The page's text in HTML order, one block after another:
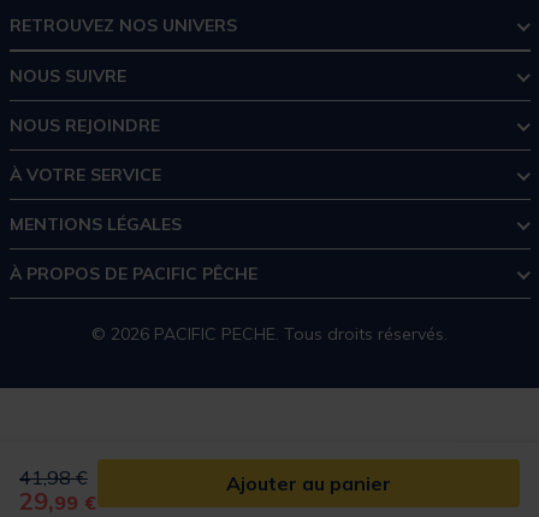
Price reduced from
41,98 €to
29,99 €
Ajouter au panier
RETROUVEZ NOS UNIVERS
NOUS SUIVRE
NOUS REJOINDRE
À VOTRE SERVICE
MENTIONS LÉGALES
À PROPOS DE PACIFIC PÊCHE
© 2026 PACIFIC PECHE. Tous droits réservés.